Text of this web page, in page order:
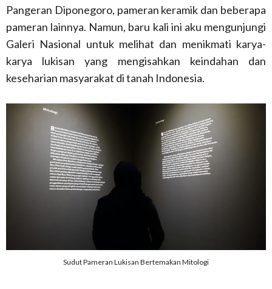
Pangeran Diponegoro, pameran keramik dan beberapa
pameran lainnya. Namun, baru kali ini aku mengunjungi
Galeri Nasional untuk melihat dan menikmati karya-
karya lukisan yang mengisahkan keindahan dan
keseharian masyarakat di tanah Indonesia.
Sudut Pameran Lukisan Bertemakan Mitologi